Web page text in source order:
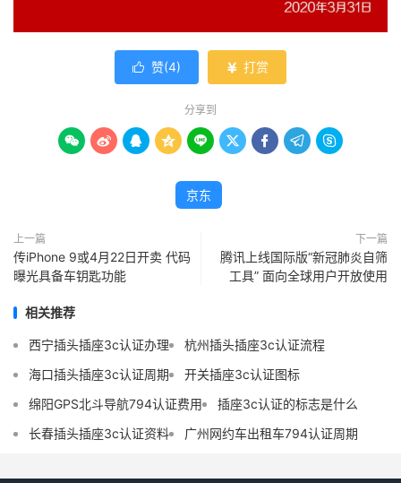
 赞(4)  打赏
分享到
        
京东
上一篇
传iPhone 9或4月22日开卖 代码
曝光具备车钥匙功能
下一篇
腾讯上线国际版“新冠肺炎自筛
工具” 面向全球用户开放使用
相关推荐
西宁插头插座3c认证办理
杭州插头插座3c认证流程
海口插头插座3c认证周期
开关插座3c认证图标
绵阳GPS北斗导航794认证费用
插座3c认证的标志是什么
长春插头插座3c认证资料
广州网约车出租车794认证周期